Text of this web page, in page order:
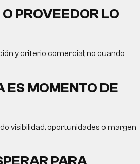
PROVEEDOR LO
y criterio comercial; no cuando
ES MOMENTO DE
visibilidad, oportunidades o margen